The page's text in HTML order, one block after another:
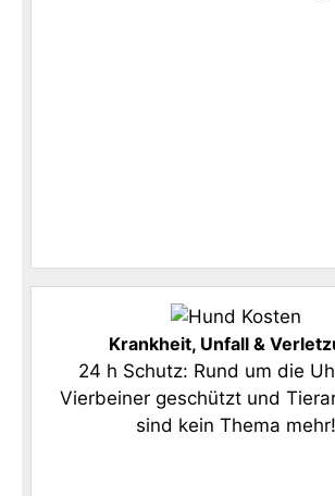
Krankheit, Unfall &
24 h Schutz: Rund um die
Vierbeiner geschützt und
sind kein Thema mehr!